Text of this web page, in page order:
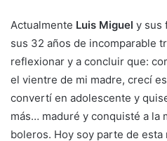
Actualmente Luis Miguel y sus
sus 32 años de incomparable
reflexionar y a concluir que:
el vientre de mi madre, crecí
convertí en adolescente y
más… maduré y conquisté a la
boleros. Hoy soy parte de